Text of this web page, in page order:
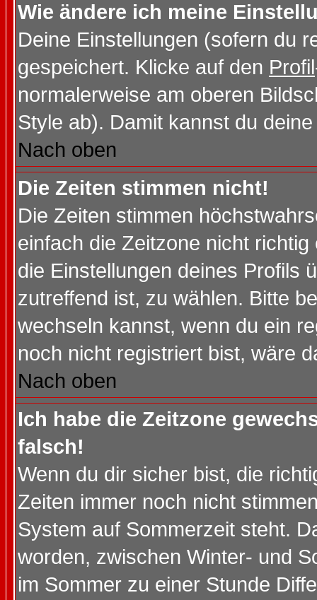
Wie ändere ich meine
Deine Einstellungen (sofern du
gespeichert. Klicke auf den Profil
normalerweise am oberen
Style ab). Damit kannst du
Nach oben
Die Zeiten stimmen nicht!
Die Zeiten stimmen
einfach die Zeitzone nicht
die Einstellungen deines Profils
zutreffend ist, zu wählen. Bitte
wechseln kannst, wenn du ein
noch nicht registriert bist, wäre
Nach oben
Ich habe die Zeitzone
falsch!
Wenn du dir sicher bist, die
Zeiten immer noch nicht
System auf Sommerzeit steht.
worden, zwischen Winter- und
im Sommer zu einer Stunde